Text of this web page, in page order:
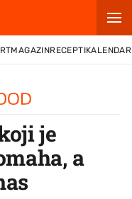
MAGAZINRECEPTIKALENDAR
je
a